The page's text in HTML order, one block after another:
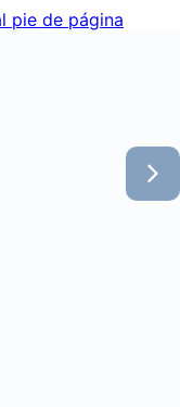
pie de página